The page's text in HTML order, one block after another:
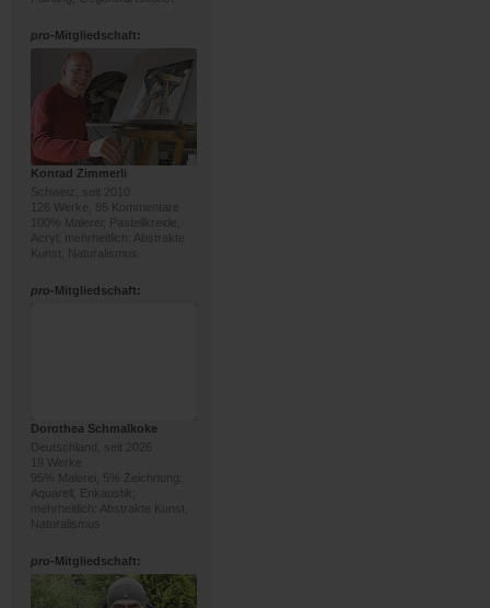
pro-Mitgliedschaft:
Konrad Zimmerli
Schweiz, seit 2010
126 Werke, 85 Kommentare
100% Malerei; Pastellkreide,
Acryl; mehrheitlich: Abstrakte
Kunst, Naturalismus
pro-Mitgliedschaft:
Dorothea Schmalkoke
Deutschland, seit 2026
19 Werke
95% Malerei, 5% Zeichnung;
Aquarell, Enkaustik;
mehrheitlich: Abstrakte Kunst,
Naturalismus
pro-Mitgliedschaft: